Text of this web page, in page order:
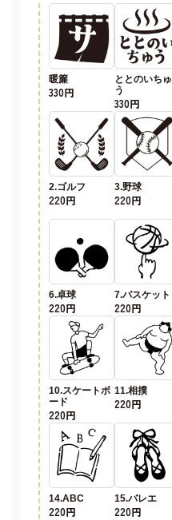
暖簾
330円
ととのいちゅ
う
330円
2.ゴルフ
220円
3.野球
220円
6.卓球
220円
7.バスケット
220円
10.スケートボ
ード
220円
11.相撲
220円
14.ABC
220円
15.バレエ
220円